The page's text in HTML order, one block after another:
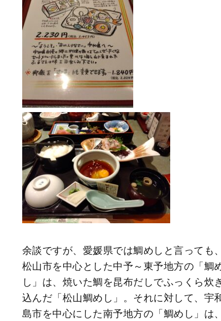
余談ですが、愛媛県では鯛めしと言っても
松山市を中心とした中予～東予地方の「鯛
し」は、焼いた鯛を昆布だしでふっくら炊
込んだ「松山鯛めし」。それに対して、宇
島市を中心にした南予地方の「鯛めし」は